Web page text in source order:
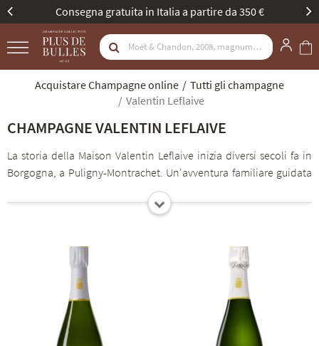
Consegna gratuita in Italia a partire da 350 €
Acquistare Champagne online
Tutti gli champagne
Valentin Leflaive
CHAMPAGNE VALENTIN LEFLAIVE
La storia della Maison Valentin Leflaive inizia diversi secoli fa in
Borgogna, a Puligny-Montrachet. Un'avventura familiare guidata
dall'amore per lo Chardonnay e il Pinot Nero e dalla ricerca della
precisione nell'espressione dei terroir. Dal 2015 questa avventura
perpetua, dal lavoro in vigna alla vinificazione, e offre un viaggio
inedito alla scoperta dei luoghi e dei cru della Côte des Blancs e
della Montagne de Reims. L'affinamento sui lieviti in vasche o in
botti borgognone contribuisce a rivelare tutta la complessità
delle cuvée Valentin Leflaive.